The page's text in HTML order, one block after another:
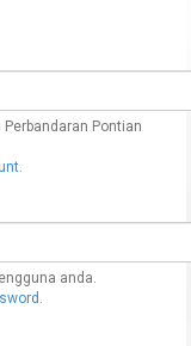
Pontian
anda.